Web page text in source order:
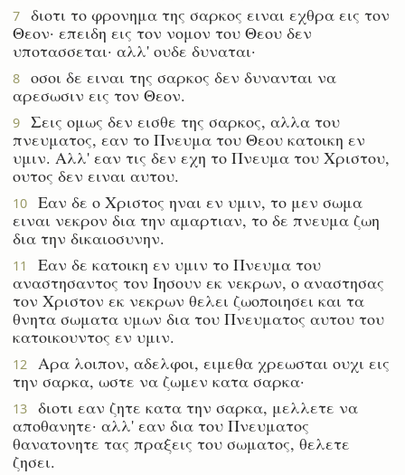
7
διοτι το φρονημα της σαρκος ειναι εχθρα εις τον
Θεον· επειδη εις τον νομον του Θεου δεν
υποτασσεται· αλλ' ουδε δυναται·
8
οσοι δε ειναι της σαρκος δεν δυνανται να
αρεσωσιν εις τον Θεον.
9
Σεις ομως δεν εισθε της σαρκος, αλλα του
πνευματος, εαν το Πνευμα του Θεου κατοικη εν
υμιν. Αλλ' εαν τις δεν εχη το Πνευμα του Χριστου,
ουτος δεν ειναι αυτου.
10
Εαν δε ο Χριστος ηναι εν υμιν, το μεν σωμα
ειναι νεκρον δια την αμαρτιαν, το δε πνευμα ζωη
δια την δικαιοσυνην.
11
Εαν δε κατοικη εν υμιν το Πνευμα του
αναστησαντος τον Ιησουν εκ νεκρων, ο αναστησας
τον Χριστον εκ νεκρων θελει ζωοποιησει και τα
θνητα σωματα υμων δια του Πνευματος αυτου του
κατοικουντος εν υμιν.
12
Αρα λοιπον, αδελφοι, ειμεθα χρεωσται ουχι εις
την σαρκα, ωστε να ζωμεν κατα σαρκα·
13
διοτι εαν ζητε κατα την σαρκα, μελλετε να
αποθανητε· αλλ' εαν δια του Πνευματος
θανατονητε τας πραξεις του σωματος, θελετε
ζησει.